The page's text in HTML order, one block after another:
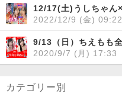
2022/12/9 (金) 09:22
2020/9/7 (月) 17:33
カテゴリー別